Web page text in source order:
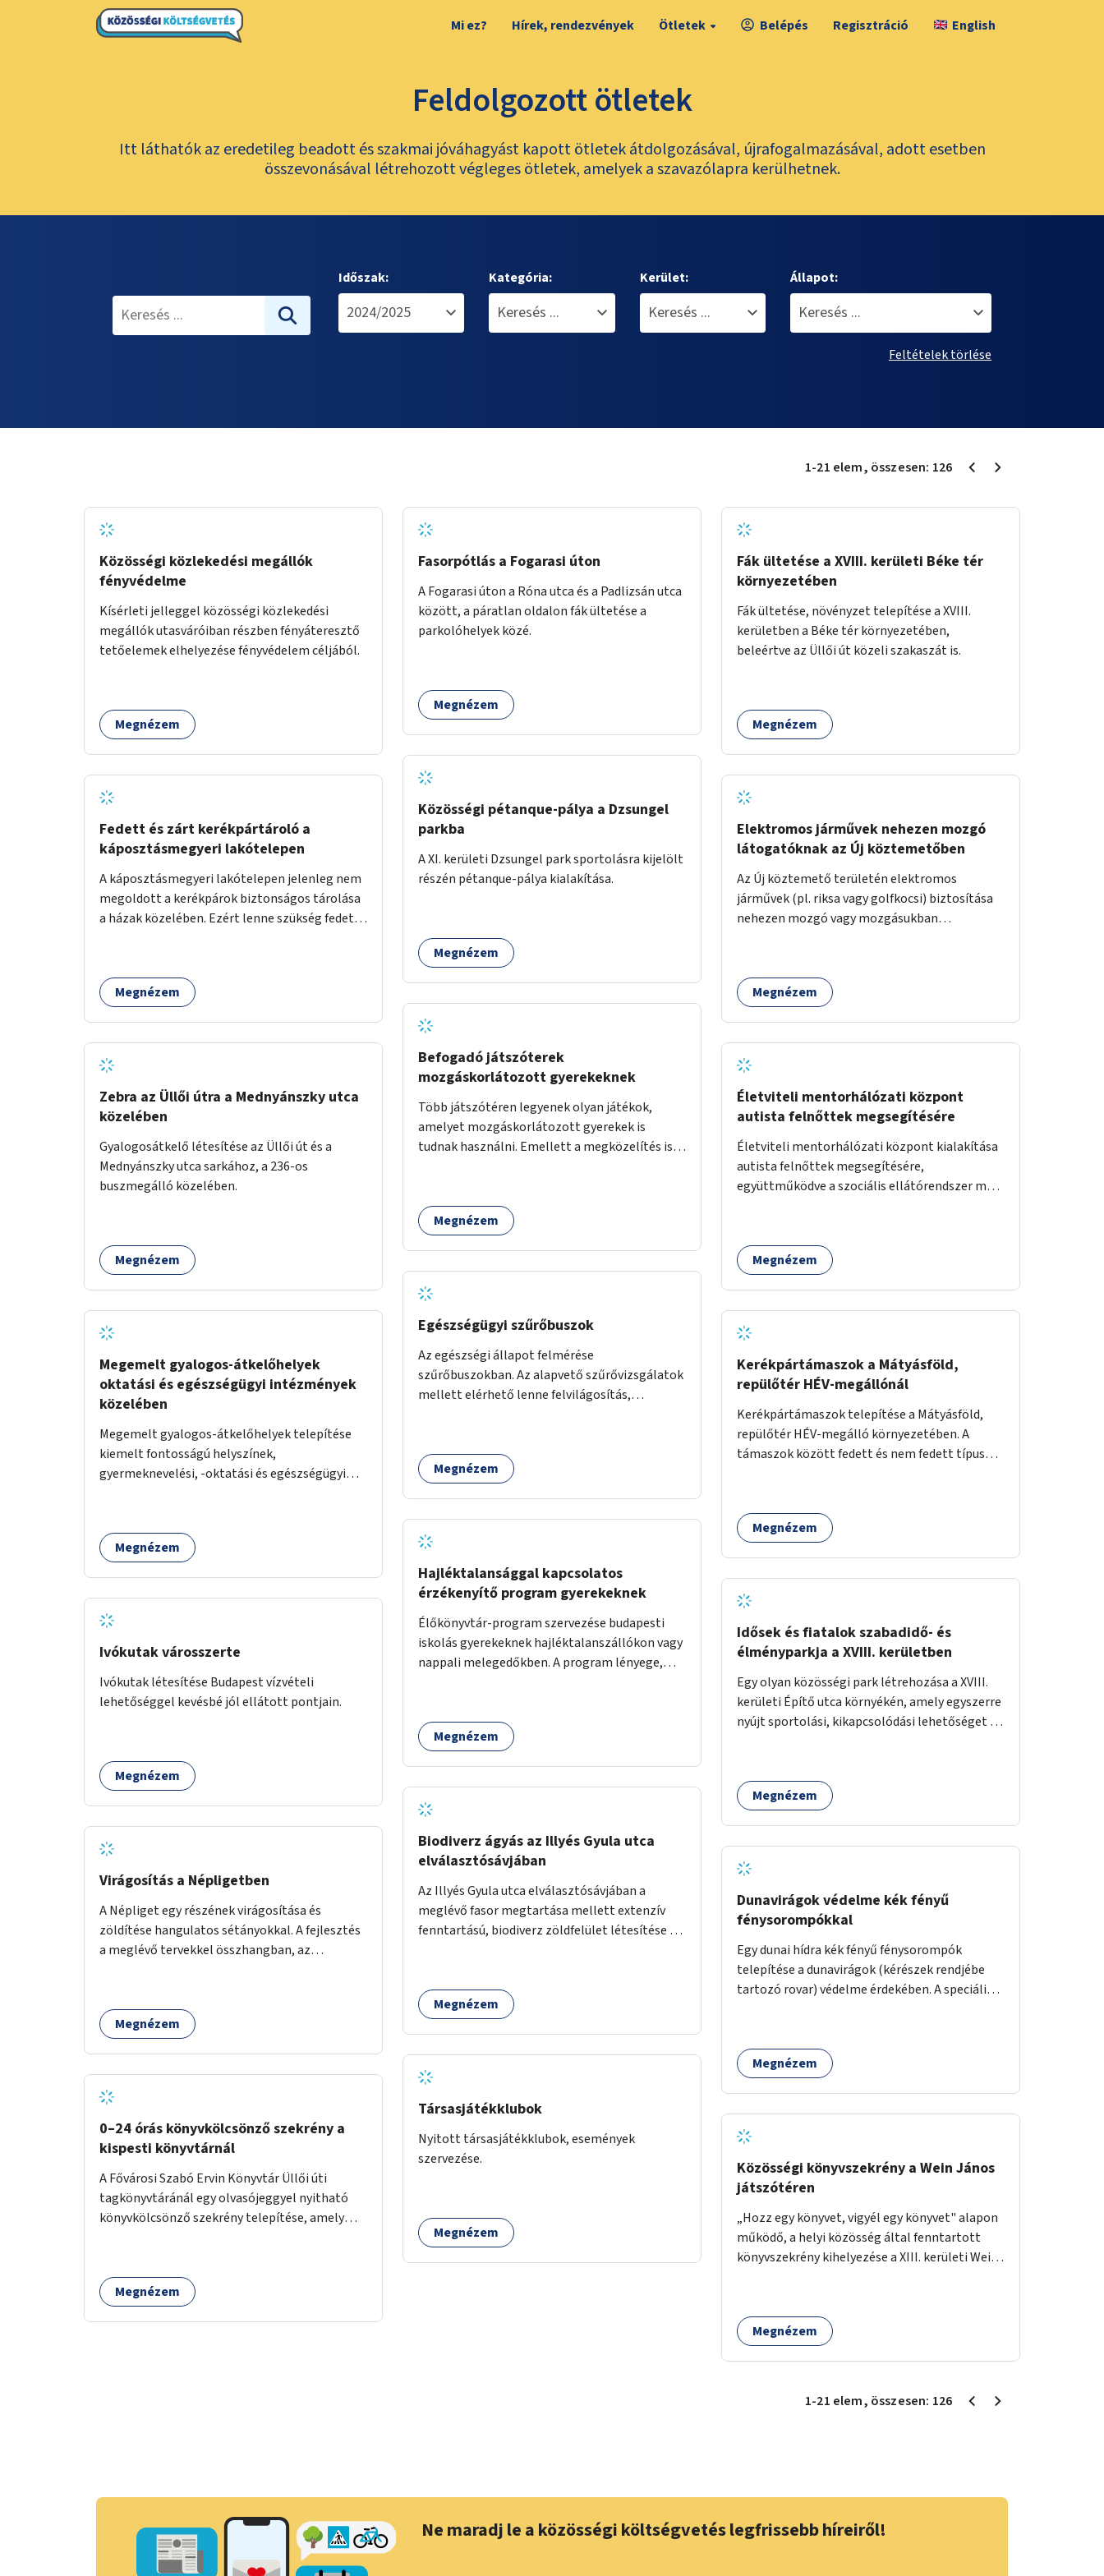
Mi ez? Hírek, rendezvények Ötletek Belépés Regisztráció English
Feldolgozott ötletek
Itt láthatók az eredetileg beadott és szakmai jóváhagyást kapott ötletek átdolgozásával, újrafogalmazásával, adott esetben
összevonásával létrehozott végleges ötletek, amelyek a szavazólapra kerülhetnek.
Időszak: Kategória: Kerület: Állapot:
Feltételek törlése
1-21 elem, összesen: 126
Közösségi közlekedési megállók
fényvédelme
Kísérleti jelleggel közösségi közlekedési
megállók utasváróiban részben fényáteresztő
tetőelemek elhelyezése fényvédelem céljából.
Megnézem
Fedett és zárt kerékpártároló a
káposztásmegyeri lakótelepen
A káposztásmegyeri lakótelepen jelenleg nem
megoldott a kerékpárok biztonságos tárolása
a házak közelében. Ezért lenne szükség fedett,
időjárás viszontagságaival szemben.
Megnézem
Zebra az Üllői útra a Mednyánszky utca
közelében
Gyalogosátkelő létesítése az Üllői út és a
Mednyánszky utca sarkához, a 236-os
buszmegálló közelében.
Megnézem
Megemelt gyalogos-átkelőhelyek
oktatási és egészségügyi intézmények
közelében
Megemelt gyalogos-átkelőhelyek telepítése
kiemelt fontosságú helyszínek,
gyermeknevelési, -oktatási és egészségügyi
Megnézem
Ivókutak városszerte
Ivókutak létesítése Budapest vízvételi
lehetőséggel kevésbé jól ellátott pontjain.
Megnézem
Virágosítás a Népligetben
A Népliget egy részének virágosítása és
zöldítése hangulatos sétányokkal. A fejlesztés
a meglévő tervekkel összhangban, az
Megnézem
0–24 órás könyvkölcsönző szekrény a
kispesti könyvtárnál
A Fővárosi Szabó Ervin Könyvtár Üllői úti
tagkönyvtáránál egy olvasójeggyel nyitható
könyvkölcsönző szekrény telepítése, amely
Megnézem
Fasorpótlás a Fogarasi úton
A Fogarasi úton a Róna utca és a Padlizsán utca
között, a páratlan oldalon fák ültetése a
parkolóhelyek közé.
Megnézem
Közösségi pétanque-pálya a Dzsungel
parkba
A XI. kerületi Dzsungel park sportolásra kijelölt
részén pétanque-pálya kialakítása.
Megnézem
Befogadó játszóterek
mozgáskorlátozott gyerekeknek
Több játszótéren legyenek olyan játékok,
amelyet mozgáskorlátozott gyerekek is
tudnak használni. Emellett a megközelítés is
Megnézem
Egészségügyi szűrőbuszok
Az egészségi állapot felmérése
szűrőbuszokban. Az alapvető szűrővizsgálatok
mellett elérhető lenne felvilágosítás,
szenvedélybetegek támogatása.
Megnézem
Hajléktalansággal kapcsolatos
érzékenyítő program gyerekeknek
Élőkönyvtár-program szervezése budapesti
iskolás gyerekeknek hajléktalanszállókon vagy
nappali melegedőkben. A program lényege,
biztonságos, nyugodt környezetben. A diákok
szabadon választhatnak, hogy kihez
alakulhat ki.
Megnézem
Biodiverz ágyás az Illyés Gyula utca
elválasztósávjában
Az Illyés Gyula utca elválasztósávjában a
meglévő fasor megtartása mellett extenzív
fenntartású, biodiverz zöldfelület létesítése a
Megnézem
Társasjátékklubok
Nyitott társasjátékklubok, események
szervezése.
Megnézem
Fák ültetése a XVIII. kerületi Béke tér
környezetében
Fák ültetése, növényzet telepítése a XVIII.
kerületben a Béke tér környezetében,
beleértve az Üllői út közeli szakaszát is.
Megnézem
Elektromos járművek nehezen mozgó
látogatóknak az Új köztemetőben
Az Új köztemető területén elektromos
járművek (pl. riksa vagy golfkocsi) biztosítása
nehezen mozgó vagy mozgásukban
közlekednének.
Megnézem
Életviteli mentorhálózati központ
autista felnőttek megsegítésére
Életviteli mentorhálózati központ kialakítása
autista felnőttek megsegítésére,
együttműködve a szociális ellátórendszer más
Megnézem
Kerékpártámaszok a Mátyásföld,
repülőtér HÉV-megállónál
Kerékpártámaszok telepítése a Mátyásföld,
repülőtér HÉV-megálló környezetében. A
támaszok között fedett és nem fedett típusok
Megnézem
Idősek és fiatalok szabadidő- és
élményparkja a XVIII. kerületben
Egy olyan közösségi park létrehozása a XVIII.
kerületi Építő utca környékén, amely egyszerre
nyújt sportolási, kikapcsolódási lehetőséget az
Megnézem
Dunavirágok védelme kék fényű
fénysorompókkal
Egy dunai hídra kék fényű fénysorompók
telepítése a dunavirágok (kérészek rendjébe
tartozó rovar) védelme érdekében. A speciális,
tartsák, megakadályozva, hogy a hidak
úttestjére repüljenek, és ott rakják le petéiket.
Megnézem
Közösségi könyvszekrény a Wein János
játszótéren
„Hozz egy könyvet, vigyél egy könyvet" alapon
működő, a helyi közösség által fenntartott
könyvszekrény kihelyezése a XIII. kerületi Wein
Megnézem
1-21 elem, összesen: 126
Ne maradj le a közösségi költségvetés legfrissebb híreiről!